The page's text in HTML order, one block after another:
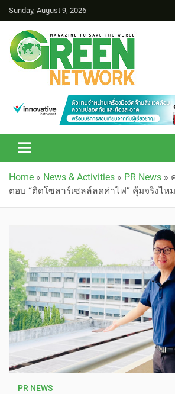
Sunday, August 9, 2026
Green Network
Home » News & Activities » PR News »
ตอบ “ติดโซลาร์เซลล์ลดค่าไฟ” คุ้มจริงไห
PR NEWS